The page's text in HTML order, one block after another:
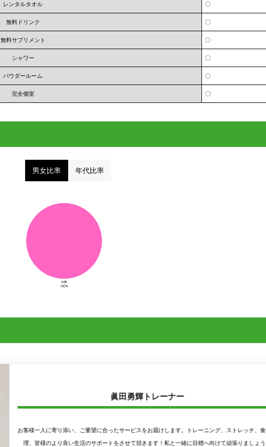
レンタルタオル 〇
無料ドリンク 〇
無料サプリメント 〇
シャワー 〇
パウダールーム 〇
完全個室 〇
男女比率 年代比率
眞田勇輝トレーナー
お客様一人に寄り添い、ご要望に合ったサービスをお届けします。トレーニング、ストレッチ、食事
理、皆様のより良い生活のサポートをさせて頂きます！私と一緒に目標へ向けて頑張りましょう！